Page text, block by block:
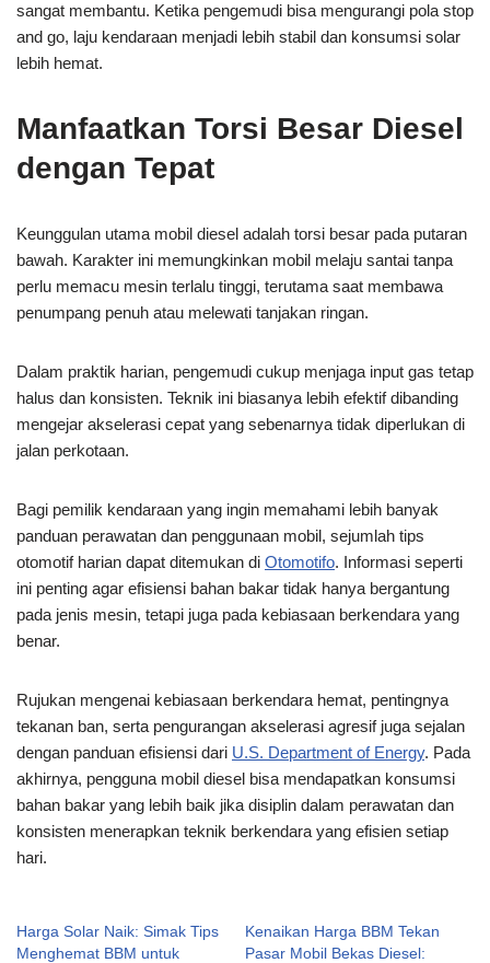
sangat membantu. Ketika pengemudi bisa mengurangi pola stop
and go, laju kendaraan menjadi lebih stabil dan konsumsi solar
lebih hemat.
Manfaatkan Torsi Besar Diesel
dengan Tepat
Keunggulan utama mobil diesel adalah torsi besar pada putaran
bawah. Karakter ini memungkinkan mobil melaju santai tanpa
perlu memacu mesin terlalu tinggi, terutama saat membawa
penumpang penuh atau melewati tanjakan ringan.
Dalam praktik harian, pengemudi cukup menjaga input gas tetap
halus dan konsisten. Teknik ini biasanya lebih efektif dibanding
mengejar akselerasi cepat yang sebenarnya tidak diperlukan di
jalan perkotaan.
Bagi pemilik kendaraan yang ingin memahami lebih banyak
panduan perawatan dan penggunaan mobil, sejumlah tips
otomotif harian dapat ditemukan di Otomotifo. Informasi seperti
ini penting agar efisiensi bahan bakar tidak hanya bergantung
pada jenis mesin, tetapi juga pada kebiasaan berkendara yang
benar.
Rujukan mengenai kebiasaan berkendara hemat, pentingnya
tekanan ban, serta pengurangan akselerasi agresif juga sejalan
dengan panduan efisiensi dari U.S. Department of Energy. Pada
akhirnya, pengguna mobil diesel bisa mendapatkan konsumsi
bahan bakar yang lebih baik jika disiplin dalam perawatan dan
konsisten menerapkan teknik berkendara yang efisien setiap
hari.
Harga Solar Naik: Simak Tips
Menghemat BBM untuk
Kenaikan Harga BBM Tekan
Pasar Mobil Bekas Diesel: